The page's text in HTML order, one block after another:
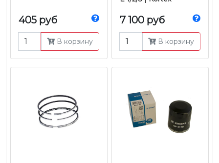
405 руб
В корзину
7 100 руб
В корзину